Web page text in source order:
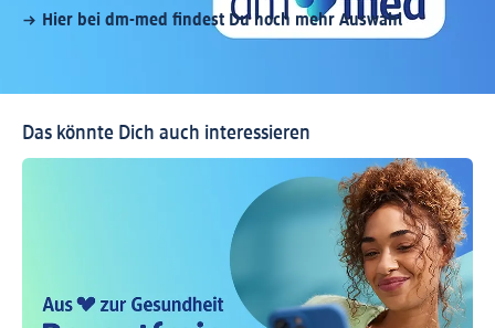
Hier bei dm-med findest Du noch mehr Auswahl
Das könnte Dich auch interessieren